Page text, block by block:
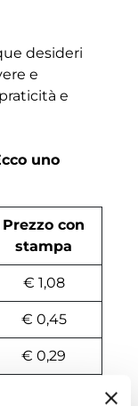
desideri
e
e
uno
Prezzo con
stampa
€ 1,08
€ 0,45
€ 0,29